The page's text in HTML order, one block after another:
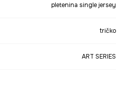
pletenina single jersey
tričko
ART SERIES